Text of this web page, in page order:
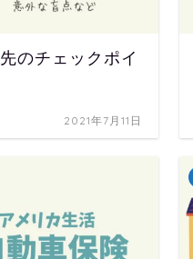
のチェックポイ
2021年7月11日